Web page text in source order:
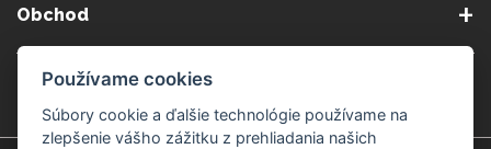
Ochrana osobných údajov
Cookies nastavenia
Gemmoterapia
Obchod
Nakupuj bezpečne Veľkoobchod
Kamenné predajne
Považská Bystrica v Kauflande Považská Bystrica Mpark
Používame cookies
Súbory cookie a ďalšie technológie používame na
zlepšenie vášho zážitku z prehliadania našich